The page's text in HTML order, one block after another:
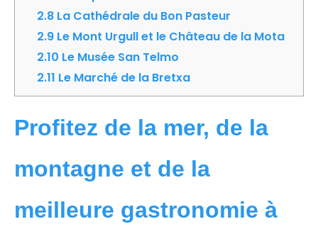
2.8La Cathédrale du Bon Pasteur
2.9Le Mont Urgull et le Château de la Mota
2.10 Le Musée San Telmo
2.11 Le Marché de la Bretxa
Profitez de la mer, de la
montagne et de la
meilleure gastronomie à